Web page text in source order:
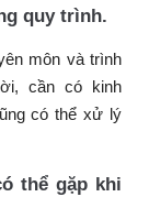
quy trình.
môn và trình
cần có kinh
có thể xử lý
thể gặp khi